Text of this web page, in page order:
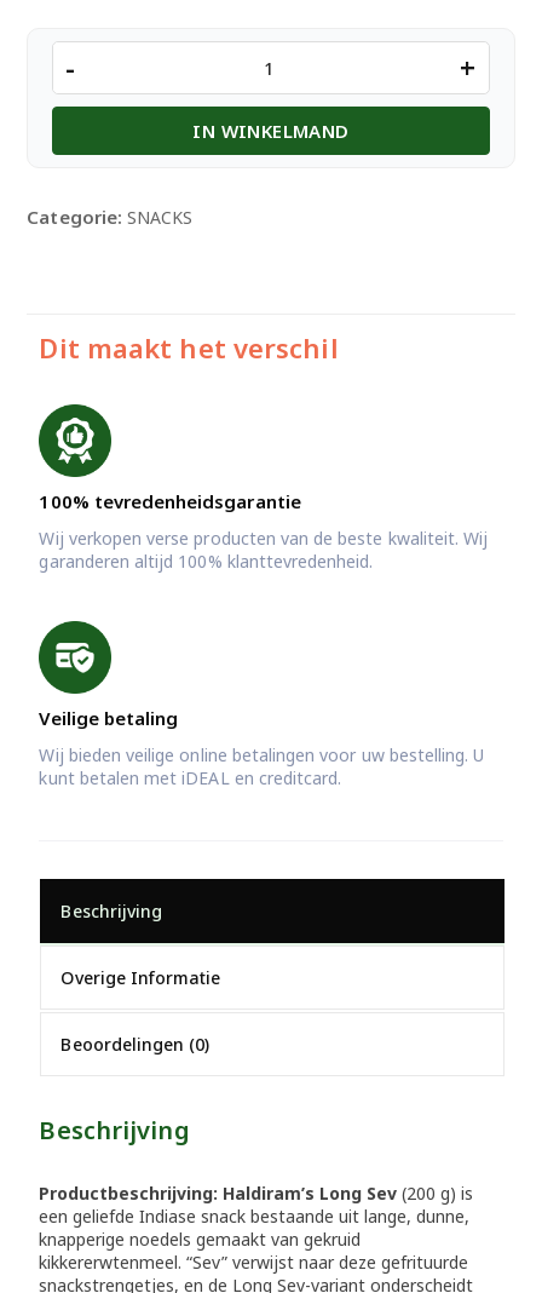
Long
Sev
Gr.
- +
IN WINKELMAND
Categorie: SNACKS
Dit maakt het verschil
100% tevredenheidsgarantie
Wij verkopen verse producten van de beste kwaliteit. Wij
garanderen altijd 100% klanttevredenheid.
Veilige betaling
Wij bieden veilige online betalingen voor uw bestelling. U
kunt betalen met iDEAL en creditcard.
Beschrijving
Overige Informatie
Beoordelingen (0)
Beschrijving
Productbeschrijving: Haldiram’s Long Sev (200 g) is
een geliefde Indiase snack bestaande uit lange, dunne,
knapperige noedels gemaakt van gekruid
kikkererwtenmeel. “Sev” verwijst naar deze gefrituurde
snackstrengetjes, en de Long Sev-variant onderscheidt